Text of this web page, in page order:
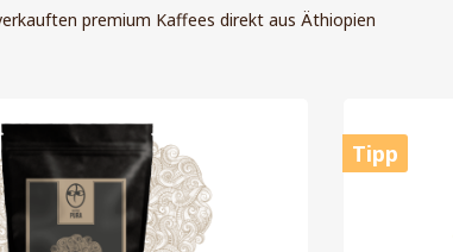
premium Kaffees direkt aus Äthiopien
Tipp